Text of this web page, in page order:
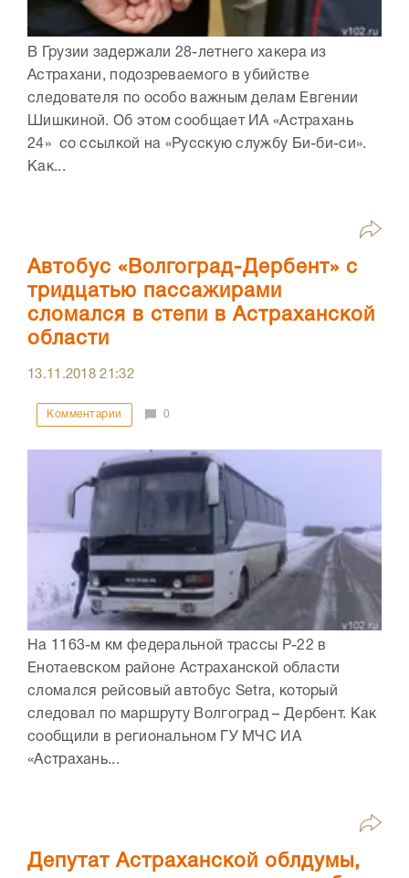
В Грузии задержали 28-летнего хакера из
Астрахани, подозреваемого в убийстве
следователя по особо важным делам Евгении
Шишкиной. Об этом сообщает ИА «Астрахань
24» со ссылкой на «Русскую службу Би-би-си».
Как...
Автобус «Волгоград-Дербент» с
тридцатью пассажирами
сломался в степи в Астраханской
области
13.11.201821:32
Комментарии 0
На 1163-м км федеральной трассы Р-22 в
Енотаевском районе Астраханской области
сломался рейсовый автобус Setra, который
следовал по маршруту Волгоград – Дербент. Как
сообщили в региональном ГУ МЧС ИА
«Астрахань...
Депутат Астраханской облдумы,